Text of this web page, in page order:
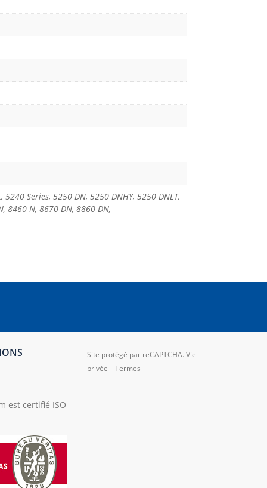
Series, 5250 DN, 5250 DNHY, 5250 DNLT,
8460 N, 8670 DN, 8860 DN,
est certifié ISO
Site protégé par reCAPTCHA.Vie
privée –Termes